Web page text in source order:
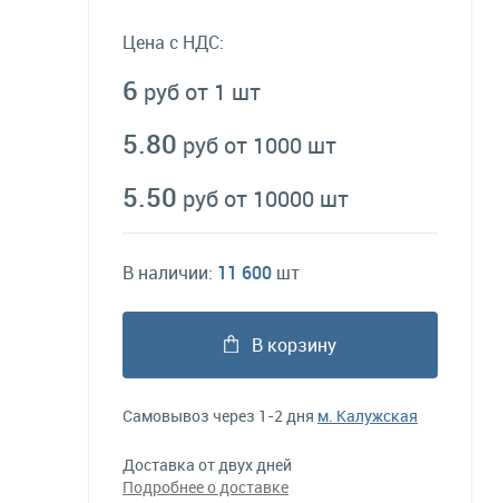
Цена с НДС:
6 руб от 1 шт
5.80 руб от 1000 шт
5.50 руб от 10000 шт
В наличии: 11 600 шт
В корзину
Самовывоз через 1-2 дня м. Калужская
Доставка от двух дней
Подробнее о доставке